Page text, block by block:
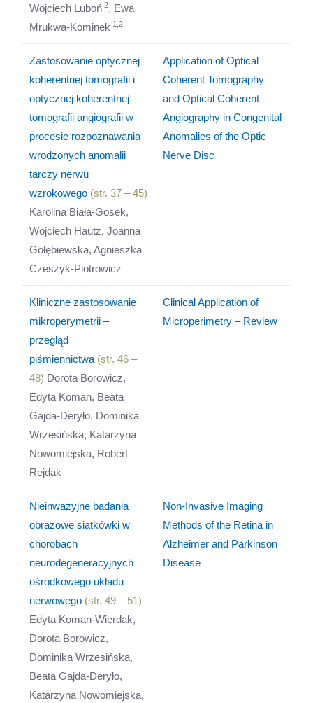
Wojciech Luboń 2, Ewa
Mrukwa-Kominek 1,2
Zastosowanie optycznej
koherentnej tomografii i
optycznej koherentnej
tomografii angiografii w
procesie rozpoznawania
wrodzonych anomalii
tarczy nerwu
wzrokowego (str. 37 – 45)
Karolina Biała-Gosek,
Wojciech Hautz, Joanna
Gołębiewska, Agnieszka
Czeszyk-Piotrowicz
Application of Optical
Coherent Tomography
and Optical Coherent
Angiography in Congenital
Anomalies of the Optic
Nerve Disc
Kliniczne zastosowanie
mikroperymetrii –
przegląd
piśmiennictwa (str. 46 –
48) Dorota Borowicz,
Edyta Koman, Beata
Gajda-Deryło, Dominika
Wrzesińska, Katarzyna
Nowomiejska, Robert
Rejdak
Clinical Application of
Microperimetry – Review
Nieinwazyjne badania
obrazowe siatkówki w
chorobach
neurodegeneracyjnych
ośrodkowego układu
nerwowego (str. 49 – 51)
Edyta Koman-Wierdak,
Dorota Borowicz,
Dominika Wrzesińska,
Beata Gajda-Deryło,
Katarzyna Nowomiejska,
Non-Invasive Imaging
Methods of the Retina in
Alzheimer and Parkinson
Disease